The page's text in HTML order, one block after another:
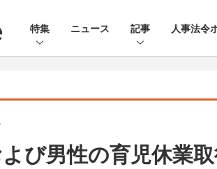
特集 ニュース 記事 人事法令
び男性の育児休業